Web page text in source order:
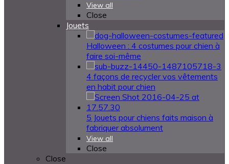
View all
Close
Jouets
Halloween : 4 costumes pour chien à
faire soi-même
4 façons de recycler vos vêtements
en habit pour chien
5 Jouets pour chiens faits maison à
fabriquer absolument
View all
Close
Close